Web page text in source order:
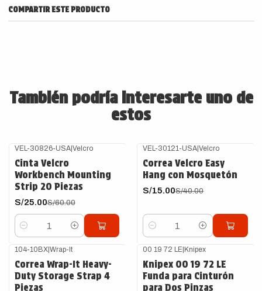
COMPARTIR ESTE PRODUCTO
También podría interesarte uno de
estos
VEL-30826-USA|Velcro
Cinta Velcro
Workbench Mounting
Strip 20 Piezas
S/25.00S/60.00
Cantidad
VEL-30121-USA|Velcro
Correa Velcro Easy
Hang con Mosquetón
S/15.00S/40.00
Cantidad
104-10BX|Wrap-It
Correa Wrap-It Heavy-
Duty Storage Strap 4
Piezas
00 19 72 LE|Knipex
Knipex 00 19 72 LE
Funda para Cinturón
para Dos Pinzas